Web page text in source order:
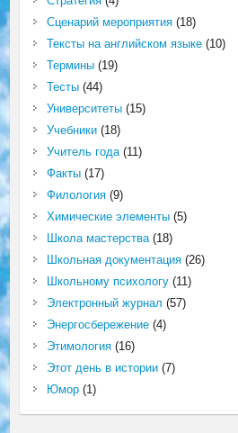
Сценарий мероприятия(18)
Тексты на английском языке(10)
Термины(19)
Тесты(44)
Университеты(15)
Учебники(18)
Учитель года(11)
Факты(17)
Филология(9)
Химические элементы(5)
Школа мастерства(18)
Школьная документация(26)
Школьному психологу(11)
Электронный журнал (57)
Энергосбережение(4)
Этимология(16)
Этот день в истории(7)
Юмор(1)